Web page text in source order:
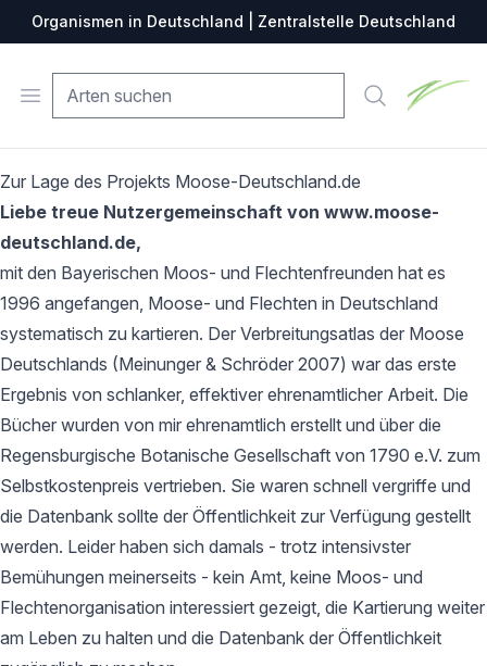
Organismen in Deutschland | Zentralstelle Deutschland
Open menu Suche
Zur Lage des Projekts Moose-Deutschland.de
Liebe treue Nutzergemeinschaft von www.moose-
deutschland.de,
mit den Bayerischen Moos- und Flechtenfreunden hat es
1996 angefangen, Moose- und Flechten in Deutschland
systematisch zu kartieren. Der Verbreitungsatlas der Moose
Deutschlands (Meinunger & Schröder 2007) war das erste
Ergebnis von schlanker, effektiver ehrenamtlicher Arbeit. Die
Bücher wurden von mir ehrenamtlich erstellt und über die
Regensburgische Botanische Gesellschaft von 1790 e.V. zum
Selbstkostenpreis vertrieben. Sie waren schnell vergriffe und
die Datenbank sollte der Öffentlichkeit zur Verfügung gestellt
werden. Leider haben sich damals - trotz intensivster
Bemühungen meinerseits - kein Amt, keine Moos- und
Flechtenorganisation interessiert gezeigt, die Kartierung weiter
am Leben zu halten und die Datenbank der Öffentlichkeit